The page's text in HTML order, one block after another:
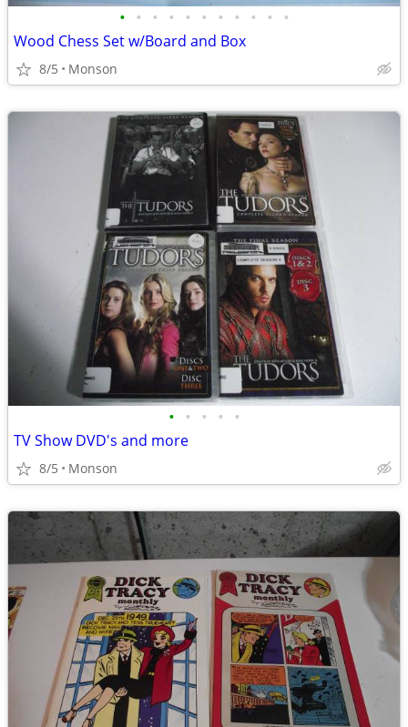
• • • • • • • • • • •
Wood Chess Set w/Board and Box
8/5 Monson
• • • • •
TV Show DVD's and more
8/5 Monson